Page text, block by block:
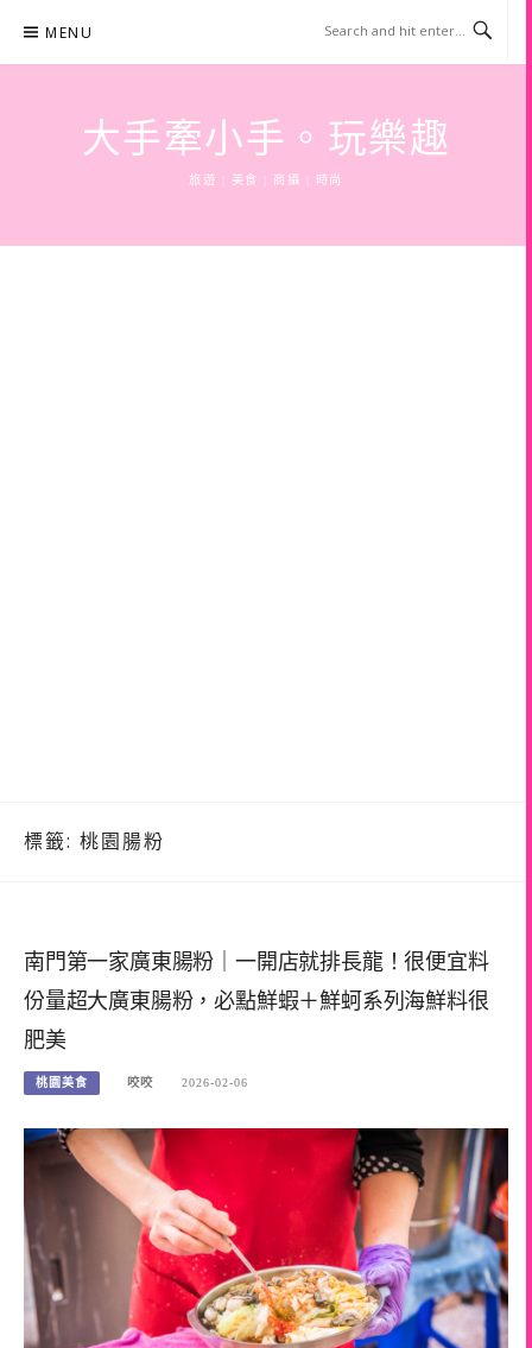
content
MENU
大手牽小手。玩樂趣
旅遊 | 美食 | 商攝 | 時尚
標籤: 桃園腸粉
南門第一家廣東腸粉｜一開店就排長龍！很便宜料
份量超大廣東腸粉，必點鮮蝦＋鮮蚵系列海鮮料很
肥美
桃園美食 咬咬 2026-02-06